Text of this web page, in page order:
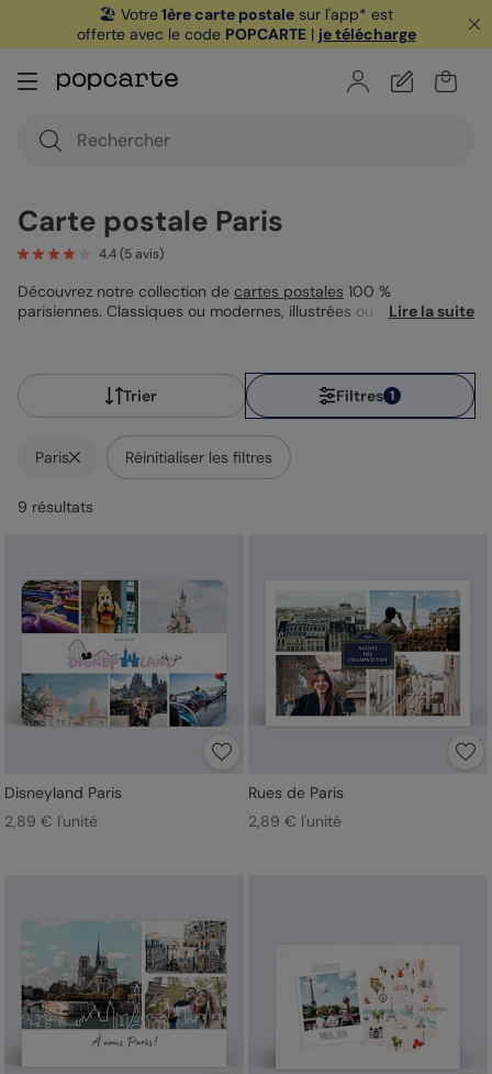
🏖️ Votre1ère carte postale sur l'app* est
offerte avec le code POPCARTE| je télécharge
Carte postale Paris
4.4(5avis)
Découvrez notre collection de cartes postales 100 %
parisiennes. Classiques ou modernes, illustrées ou
personnaliser à votre façon !
Lire la suite
Trier Filtres 1
Paris Réinitialiser les filtres
9 résultats
Disneyland Paris
2,89 € l'unité
Rues de Paris
2,89 € l'unité